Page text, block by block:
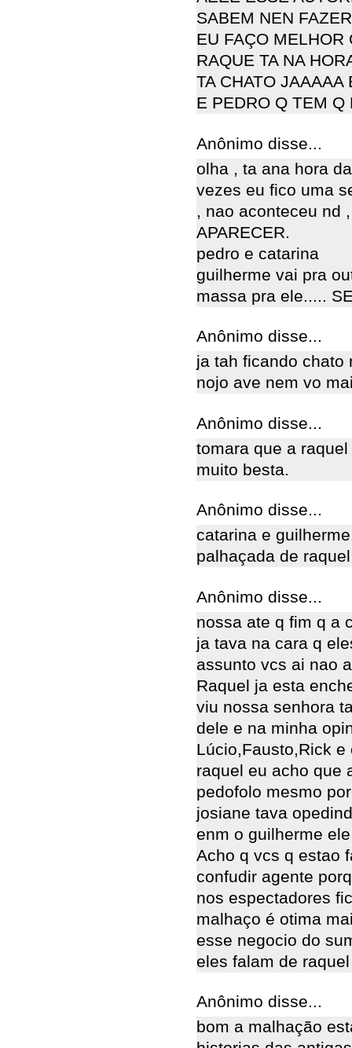
SABEM NEN
EU FAÇO MELHOR
RAQUE TA NA
TA CHATO JAAAAA
E PEDRO Q TEM Q
Anônimo disse...
olha , ta ana hora
vezes eu fico uma
, nao aconteceu nd
APARECER.
pedro e catarina
guilherme vai pra
massa pra ele.....
Anônimo disse...
ja tah ficando chato
nojo ave nem vo
Anônimo disse...
tomara que a
muito besta.
Anônimo disse...
catarina e
palhaçada de raquel
Anônimo disse...
nossa ate q fim q a
ja tava na cara q
assunto vcs ai nao
Raquel ja esta
viu nossa senhora
dele e na minha
Lúcio,Fausto,Rick
raquel eu acho que
pedofolo mesmo
josiane tava
enm o guilherme
Acho q vcs q estao
confudir agente
nos espectadores
malhaço é otima
esse negocio do
eles falam de
Anônimo disse...
bom a malhação